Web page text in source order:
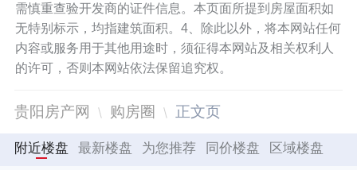
需慎重查验开发商的证件信息。本页面所提到房屋面积如
无特别标示，均指建筑面积。4、除此以外，将本网站任何
内容或服务用于其他用途时，须征得本网站及相关权利人
的许可，否则本网站依法保留追究权。
贵阳房产网 购房圈 正文页
附近楼盘 最新楼盘 为您推荐 同价楼盘 区域楼盘